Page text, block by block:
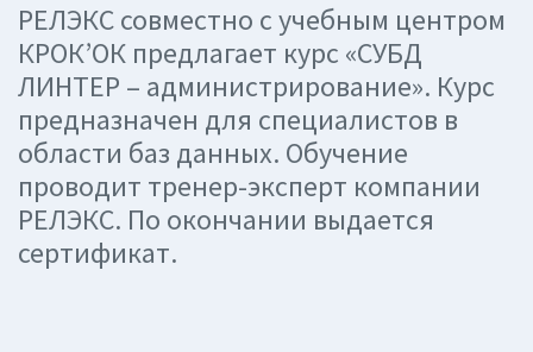
РЕЛЭКС совместно с учебным центром
КРОК’ОК предлагает курс «СУБД
ЛИНТЕР – администрирование». Курс
предназначен для специалистов в
области баз данных. Обучение
проводит тренер-эксперт компании
РЕЛЭКС. По окончании выдается
сертификат.